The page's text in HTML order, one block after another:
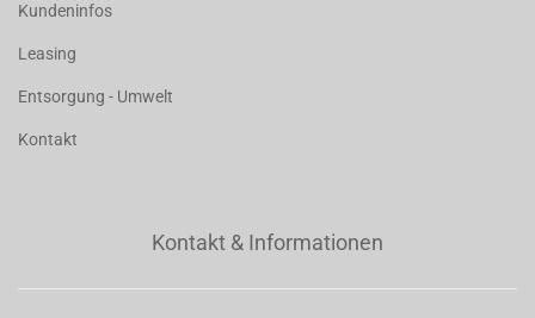
Kundeninfos
Leasing
Entsorgung - Umwelt
Kontakt
Kontakt & Informationen